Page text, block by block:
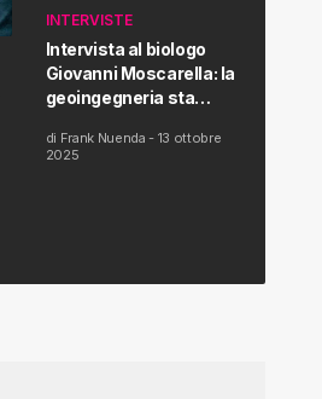
INTERVISTE
Intervista al biologo
Giovanni Moscarella: la
geoingegneria sta
salute dell’uomo
di Frank Nuenda - 13 ottobre
2025